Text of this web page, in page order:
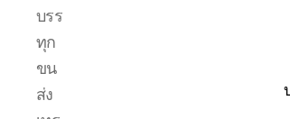
และ
ได้
มาตรฐาน
การ
บรร
ทุก
ขน
ส่ง